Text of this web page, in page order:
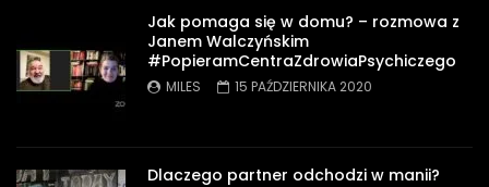
Jak pomaga się w domu? – rozmowa z
Janem Walczyńskim
#PopieramCentraZdrowiaPsychiczego
MILES 15 PAŹDZIERNIKA 2020
Dlaczego partner odchodzi w manii?